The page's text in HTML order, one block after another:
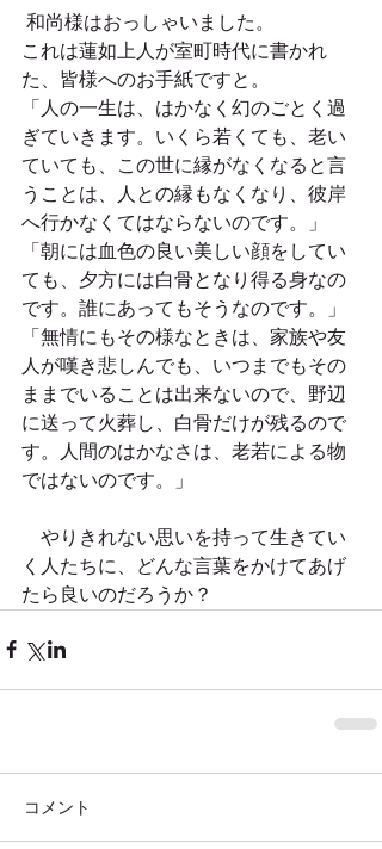
和尚様はおっしゃいました。
これは蓮如上人が室町時代に書かれ
た、皆様へのお手紙ですと。
「人の一生は、はかなく幻のごとく過
ぎていきます。いくら若くても、老い
ていても、この世に縁がなくなると言
うことは、人との縁もなくなり、彼岸
へ行かなくてはならないのです。」
「朝には血色の良い美しい顔をしてい
ても、夕方には白骨となり得る身なの
です。誰にあってもそうなのです。」
「無情にもその様なときは、家族や友
人が嘆き悲しんでも、いつまでもその
ままでいることは出来ないので、野辺
に送って火葬し、白骨だけが残るので
す。人間のはかなさは、老若による物
ではないのです。」
やりきれない思いを持って生きてい
く人たちに、どんな言葉をかけてあげ
たら良いのだろうか？
コメント